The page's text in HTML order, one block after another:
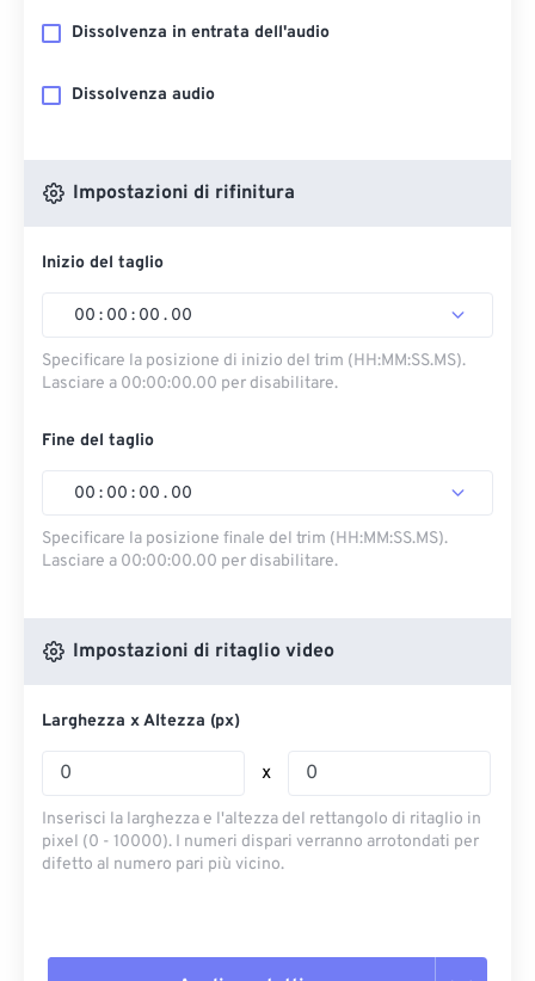
Dissolvenza in entrata dell'audio
Dissolvenza audio
Impostazioni di rifinitura
Inizio del taglio
00 : 00 : 00 . 00
Specificare la posizione di inizio del trim (HH:MM:SS.MS).
Lasciare a 00:00:00.00 per disabilitare.
Fine del taglio
00 : 00 : 00 . 00
Specificare la posizione finale del trim (HH:MM:SS.MS).
Lasciare a 00:00:00.00 per disabilitare.
Impostazioni di ritaglio video
Larghezza x Altezza (px)
x
Inserisci la larghezza e l'altezza del rettangolo di ritaglio in
pixel (0 - 10000). I numeri dispari verranno arrotondati per
difetto al numero pari più vicino.